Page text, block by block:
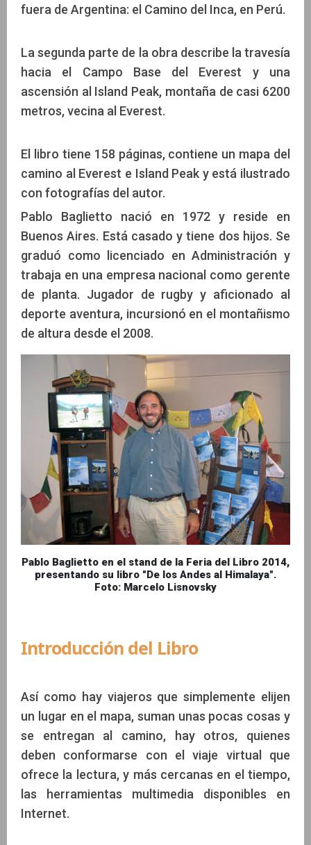
fuera de Argentina: el Camino del Inca, en Perú.
La segunda parte de la obra describe la travesía
hacia el Campo Base del Everest y una
ascensión al Island Peak, montaña de casi 6200
metros, vecina al Everest.
El libro tiene 158 páginas, contiene un mapa del
camino al Everest e Island Peak y está ilustrado
con fotografías del autor.
Pablo Baglietto nació en 1972 y reside en
Buenos Aires. Está casado y tiene dos hijos. Se
graduó como licenciado en Administración y
trabaja en una empresa nacional como gerente
de planta. Jugador de rugby y aficionado al
deporte aventura, incursionó en el montañismo
de altura desde el 2008.
Pablo Baglietto en el stand de la Feria del Libro 2014,
presentando su libro "De los Andes al Himalaya".
Foto: Marcelo Lisnovsky
Introducción del Libro
Así como hay viajeros que simplemente elijen
un lugar en el mapa, suman unas pocas cosas y
se entregan al camino, hay otros, quienes
deben conformarse con el viaje virtual que
ofrece la lectura, y más cercanas en el tiempo,
las herramientas multimedia disponibles en
Internet.